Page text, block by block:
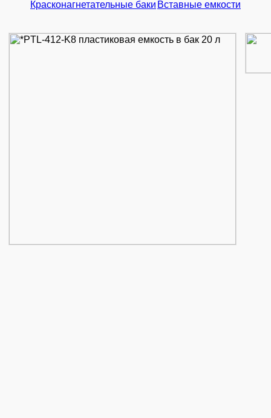
Красконагнетательные баки Вставные емкости